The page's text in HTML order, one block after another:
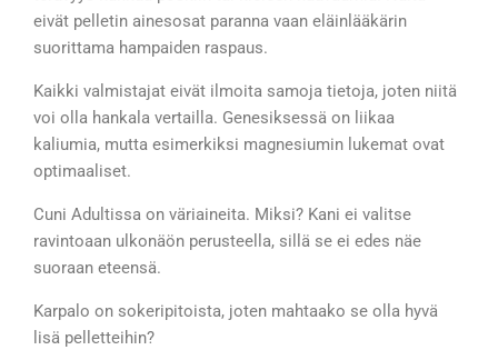
eivät pelletin ainesosat paranna vaan eläinlääkärin
suorittama hampaiden raspaus.
Kaikki valmistajat eivät ilmoita samoja tietoja, joten niitä
voi olla hankala vertailla. Genesiksessä on liikaa
kaliumia, mutta esimerkiksi magnesiumin lukemat ovat
optimaaliset.
Cuni Adultissa on väriaineita. Miksi? Kani ei valitse
ravintoaan ulkonäön perusteella, sillä se ei edes näe
suoraan eteensä.
Karpalo on sokeripitoista, joten mahtaako se olla hyvä
lisä pelletteihin?